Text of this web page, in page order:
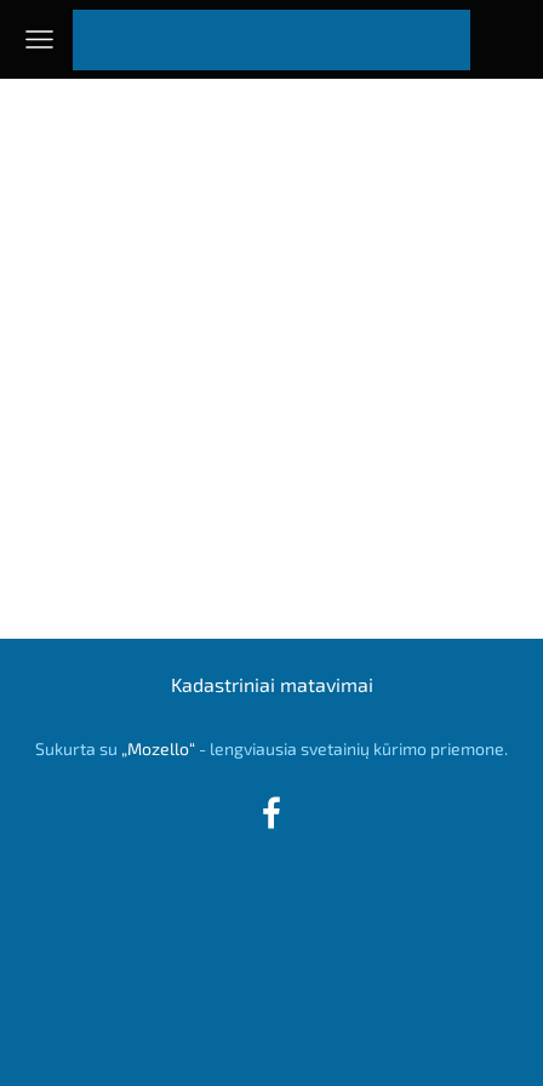
Kadastriniai matavimai
Sukurta su „Mozello“ - lengviausia svetainių kūrimo priemone.